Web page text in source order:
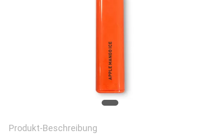
Produkt-Beschreibung